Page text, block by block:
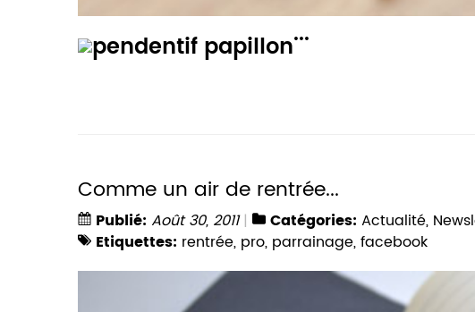
...
Comme un air de rentrée...
Publié: Août 30, 2011 Catégories: Actualité,
Etiquettes: rentrée, pro, parrainage,facebook